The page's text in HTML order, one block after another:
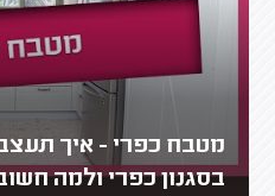
מטבח כפרי - איך
בסגנון כפרי ולמה